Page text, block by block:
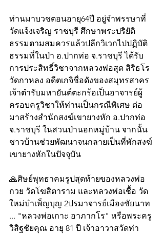
ท่านมาบวชตอนอายุ64ปี อยู่จำพรรษาที่
วัดแจ้งเจริญ ราชบุรี ศึกษาพระปริยัติ
ธรรมตามสมควรแล้วปลีกวิเวกไปปฏิบัติ
ธรรมที่ในป่า อ.ปากท่อ จ.ราชบุรี ได้รับ
การประสิทธิ์วิชาจากหลวงพ่อสุด สิริธโร
วัดกาหลง อดีตเกจิชื่อดังของสมุทรสาคร
เจ้าตำรับมหายันต์ตะกร้อเป็นอาจารย์ผู้
ครอบครูวิชาให้ท่านเป็นกรณีพิเศษ ต่อ
มาสร้างสำนักสงฆ์เขายางหัก อ.ปากท่อ
จ.ราชบุรี ในสวนป่านอกหมู่บ้าน จากนั้น
ชาวบ้านช่วยพัฒนาจนกลายเป็นที่พักสงฆ์
เขายางหักในปัจจุบัน
🙏ศิษย์พุทธาคมรูปสุดท้ายของหลวงพ่อ
กวย วัดโฆสิตาราม และหลวงพ่อเชื้อ วัด
ใหม่บำเพ็ญบุญ 2ปรมาจารย์เมืองชัยนาท
... "หลวงพ่อเกาะ อาภากโร" หรือพระครู
วิสิฐชัยคุณ อายุ 81 ปี เจ้าอาวาสวัดท่า